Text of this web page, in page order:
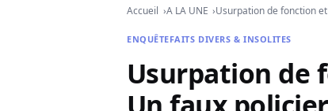
Accueil A LA UNE Usurpation de fonction
ENQUÊTEFAITS DIVERS & INSOLITES
Usurpation de